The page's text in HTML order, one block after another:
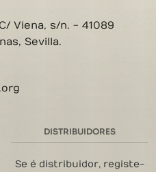
Viena, s/n. - 41089
Sevilla.
DISTRIBUIDORES
Se é distribuidor, registe-